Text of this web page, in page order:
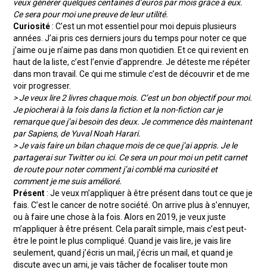
veux générer quelques centaines d’euros par mois grâce à eux.
Ce sera pour moi une preuve de leur utilité.
Curiosité: C’est un mot essentiel pour moi depuis plusieurs
années. J’ai pris ces derniers jours du temps pour noter ce que
j’aime ou je n’aime pas dans mon quotidien. Et ce qui revient en
haut de la liste, c’est l’envie d’apprendre. Je déteste me répéter
dans mon travail. Ce qui me stimule c’est de découvrir et de me
voir progresser.
> Je veux lire 2 livres chaque mois. C’est un bon objectif pour moi.
Je piocherai à la fois dans la fiction et la non-fiction car je
remarque que j’ai besoin des deux. Je commence dès maintenant
par Sapiens, de Yuval Noah Harari.
> Je vais faire un bilan chaque mois de ce que j’ai appris. Je le
partagerai sur Twitter ou ici. Ce sera un pour moi un petit carnet
de route pour noter comment j’ai comblé ma curiosité et
comment je me suis amélioré.
Présent: Je veux m’appliquer à être présent dans tout ce que je
fais. C’est le cancer de notre société. On arrive plus à s’ennuyer,
ou à faire une chose à la fois. Alors en 2019, je veux juste
m’appliquer à être présent. Cela paraît simple, mais c’est peut-
être le point le plus compliqué. Quand je vais lire, je vais lire
seulement, quand j’écris un mail, j’écris un mail, et quand je
discute avec un ami, je vais tâcher de focaliser toute mon